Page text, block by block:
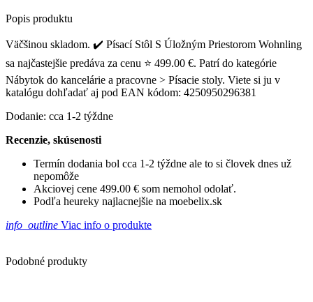
Popis produktu
Väčšinou skladom. ✔️ Písací Stôl S Úložným Priestorom Wohnling
sa najčastejšie predáva za cenu ⭐ 499.00 €. Patrí do kategórie
Nábytok do kancelárie a pracovne > Písacie stoly. Viete si ju v
katalógu dohľadať aj pod EAN kódom: 4250950296381
Dodanie: cca 1-2 týždne
Recenzie, skúsenosti
Termín dodania bol cca 1-2 týždne ale to si človek dnes už
nepomôže
Akciovej cene 499.00 € som nemohol odolať.
Podľa heureky najlacnejšie na moebelix.sk
info_outline Viac info o produkte
Podobné produkty